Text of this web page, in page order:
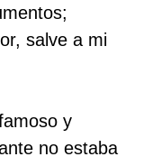
salve a mi
y
no estaba